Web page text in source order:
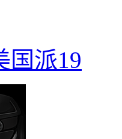
国派19